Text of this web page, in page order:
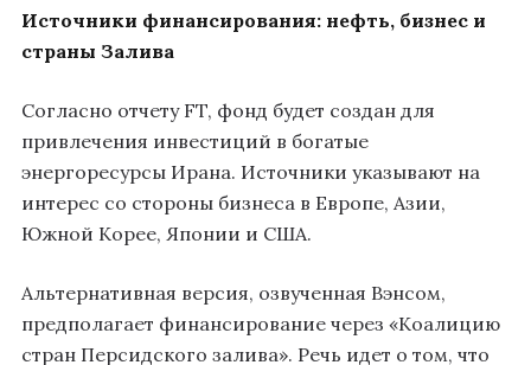
Источники финансирования: нефть, бизнес и
страны Залива
Согласно отчету FT, фонд будет создан для
привлечения инвестиций в богатые
энергоресурсы Ирана. Источники указывают на
интерес со стороны бизнеса в Европе, Азии,
Южной Корее, Японии и США.
Альтернативная версия, озвученная Вэнсом,
предполагает финансирование через «Коалицию
стран Персидского залива». Речь идет о том, что